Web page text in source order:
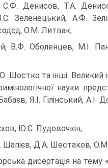
С.Ф. Денисов, Т.А.
Зеленецький, А.Ф.
О.М. Литвак,
В.Ф. Оболенцев, М.І.
Шостко та інші. Великий
науки
Я.І. Гілінський, А.І.
Ю.Є. Пудовочкін,
Д.А. Шестаков, О.М.
дисертація на тему